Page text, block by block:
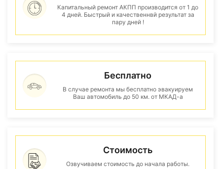
Капитальный ремонт АКПП производится от 1 до
4 дней. Быстрый и качественнвй результат за
пару дней !
Бесплатно
В случае ремонта мы бесплатно эвакуируем
Ваш автомобиль до 50 км. от МКАД-а
Стоимость
Озвучиваем стоимость до начала работы.